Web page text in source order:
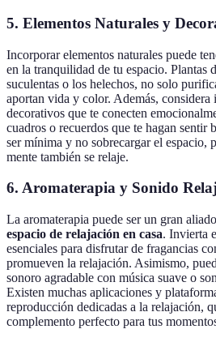
5. Elementos Naturales y
Incorporar elementos naturales puede
en la tranquilidad de tu espacio. Plantas
suculentas o los helechos, no solo
aportan vida y color. Además, considera
decorativos que te conecten
cuadros o recuerdos que te hagan sentir
ser mínima y no sobrecargar el espacio,
mente también se relaje.
6. Aromaterapia y Sonido
La aromaterapia puede ser un gran
espacio de relajación en casa. Invierta
esenciales para disfrutar de fragancias
promueven la relajación. Asimismo,
sonoro agradable con música suave o
Existen muchas aplicaciones y
reproducción dedicadas a la relajación,
complemento perfecto para tus